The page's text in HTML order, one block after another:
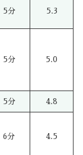
5分 5.3
5分 5.0
5分 4.8
6分 4.5